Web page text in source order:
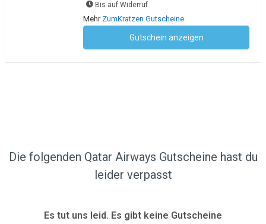
Bis auf Widerruf
Mehr ZumKratzen Gutscheine
Gutschein anzeigen
Die folgenden Qatar Airways Gutscheine hast du
leider verpasst
Es tut uns leid. Es gibt keine Gutscheine